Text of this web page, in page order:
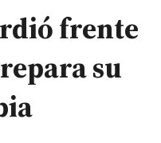
frente
su